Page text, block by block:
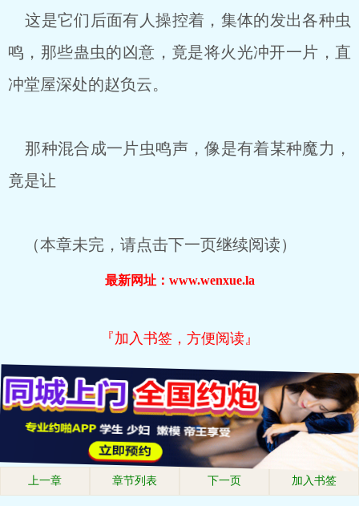
这是它们后面有人操控着，集体的发出各种虫
鸣，那些蛊虫的凶意，竟是将火光冲开一片，直
冲堂屋深处的赵负云。
那种混合成一片虫鸣声，像是有着某种魔力，
竟是让
（本章未完，请点击下一页继续阅读）
最新网址：www.wenxue.la
『加入书签，方便阅读』
上一章 章节列表 下一页 加入书签